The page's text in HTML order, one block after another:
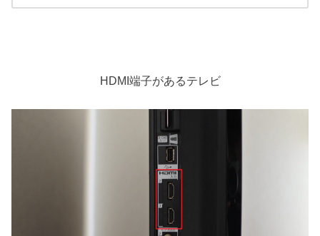
HDMI端子があるテレビ